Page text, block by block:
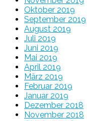
Oktober 2019
September 2019
August 2019
Juli 2019
Juni 2019
Mai 2019
April 2019
März 2019
Februar 2019
Januar 2019
Dezember 2018
November 2018